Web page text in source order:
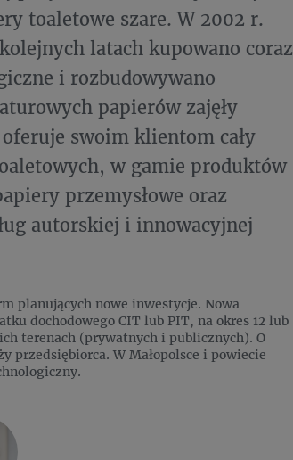
toaletowe szare. W 2002 r.
latach kupowano coraz
i rozbudowywano
papierów zajęły
swoim klientom cały
w gamie produktów
przemysłowe oraz
autorskiej i innowacyjnej
planujących nowe inwestycje. Nowa
dochodowego CIT lub PIT, na okres 12 lub
terenach (prywatnych i publicznych). O
przedsiębiorca. W Małopolsce i powiecie